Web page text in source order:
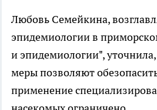
Любовь Семейкина,
эпидемиологии в
и эпидемиологии",
меры позволяют
применение